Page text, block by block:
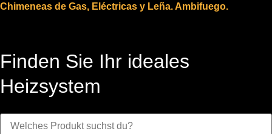
Chimeneas de Gas, Eléctricas y Leña. Ambifuego.
Finden Sie Ihr ideales
Heizsystem